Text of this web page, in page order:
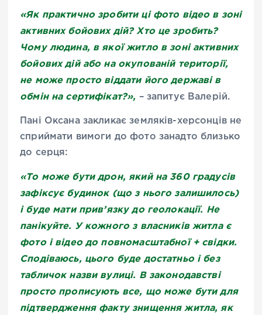
«Як практично зробити ці фото відео в зоні
активних бойових дій? Хто це зробить?
Чому людина, в якої житло в зоні активних
бойових дій або на окупованій території,
не може просто віддати його державі в
обмін на сертифікат?», – запитує Валерій.
Пані Оксана закликає земляків-херсонців не
сприймати вимоги до фото занадто близько
до серця:
«То може бути дрон, який на 360 градусів
зафіксує будинок (що з нього залишилось)
і буде мати прив’язку до геолокації. Не
панікуйте. У кожного з власників житла є
фото і відео до повномасштабної + свідки.
Сподіваюсь, цього буде достатньо і без
табличок назви вулиці. В законодавстві
просто прописують все, що може бути для
підтвердження факту знищення житла, як